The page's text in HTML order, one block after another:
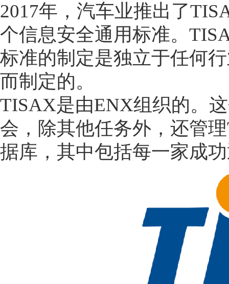
2017年，汽车业推出了
个信息安全通用标准。
标准的制定是独立于任何
而制定的。
TISAX是由ENX组织的。
会，除其他任务外，还管
据库，其中包括每一家成